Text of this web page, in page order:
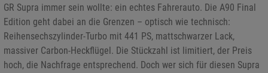
GR Supra immer sein wollte: ein echtes Fahrerauto. Die A90 Final
Edition geht dabei an die Grenzen – optisch wie technisch:
Reihensechszylinder-Turbo mit 441 PS, mattschwarzer Lack,
massiver Carbon-Heckflügel. Die Stückzahl ist limitiert, der Preis
hoch, die Nachfrage entsprechend. Doch wer sich für diesen Supra